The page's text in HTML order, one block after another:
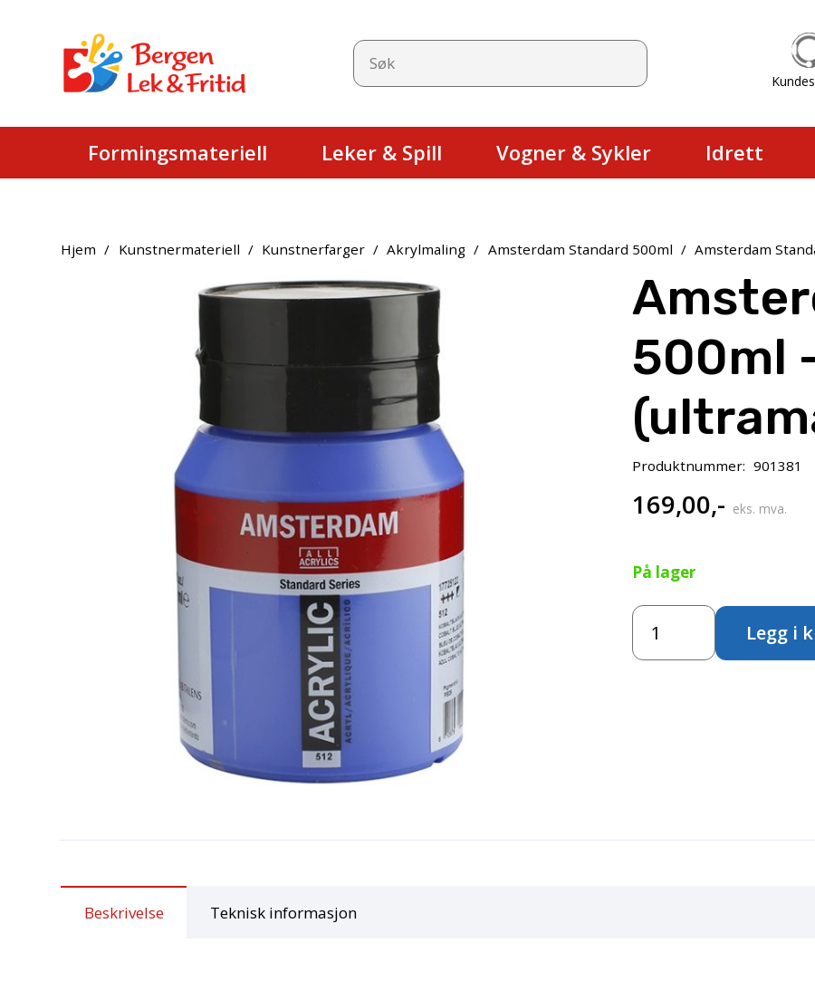
Formingsmateriell Leker & Spill Vogner & Sykler Idrett
Hjem / Kunstnermateriell / Kunstnerfarger / Akrylmaling / Amsterdam Standard 500ml / Amsterdam
500ml
Produktnummer: 901381
169,00,- eks. mva.
På lager
Amsterdam
Standard
500ml
Legg i
Beskrivelse Teknisk informasjon